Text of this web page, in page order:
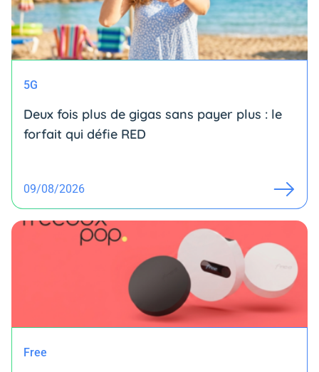
5G
Deux fois plus de gigas sans payer plus : le
forfait qui défie RED
09/08/2026
Free